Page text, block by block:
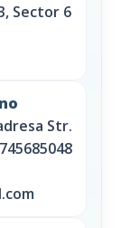
Sector 6
Str.